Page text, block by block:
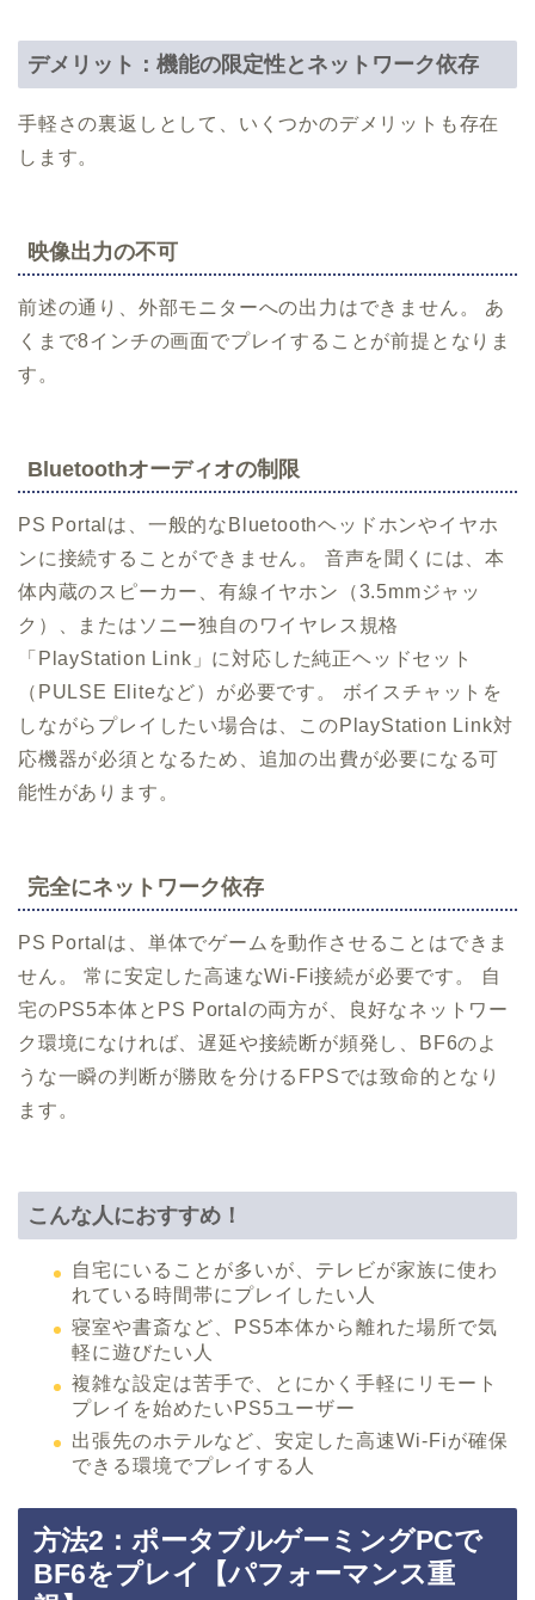
デメリット：機能の限定性とネットワーク依存
手軽さの裏返しとして、いくつかのデメリットも存在
します。
映像出力の不可
前述の通り、外部モニターへの出力はできません。 あ
くまで8インチの画面でプレイすることが前提となりま
す。
Bluetoothオーディオの制限
PS Portalは、一般的なBluetoothヘッドホンやイヤホ
ンに接続することができません。 音声を聞くには、本
体内蔵のスピーカー、有線イヤホン（3.5mmジャッ
ク）、またはソニー独自のワイヤレス規格
「PlayStation Link」に対応した純正ヘッドセット
（PULSE Eliteなど）が必要です。 ボイスチャットを
しながらプレイしたい場合は、このPlayStation Link対
応機器が必須となるため、追加の出費が必要になる可
能性があります。
完全にネットワーク依存
PS Portalは、単体でゲームを動作させることはできま
せん。 常に安定した高速なWi-Fi接続が必要です。 自
宅のPS5本体とPS Portalの両方が、良好なネットワー
ク環境になければ、遅延や接続断が頻発し、BF6のよ
うな一瞬の判断が勝敗を分けるFPSでは致命的となり
ます。
こんな人におすすめ！
自宅にいることが多いが、テレビが家族に使わ
れている時間帯にプレイしたい人
寝室や書斎など、PS5本体から離れた場所で気
軽に遊びたい人
複雑な設定は苦手で、とにかく手軽にリモート
プレイを始めたいPS5ユーザー
出張先のホテルなど、安定した高速Wi-Fiが確保
できる環境でプレイする人
方法2：ポータブルゲーミングPCで
BF6をプレイ【パフォーマンス重